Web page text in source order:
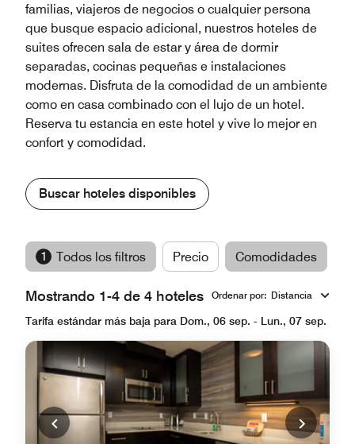
familias, viajeros de negocios o cualquier persona
que busque espacio adicional, nuestros hoteles de
suites ofrecen sala de estar y área de dormir
separadas, cocinas pequeñas e instalaciones
modernas. Disfruta de la comodidad de un ambiente
como en casa combinado con el lujo de un hotel.
Reserva tu estancia en este hotel y vive lo mejor en
confort y comodidad.
Buscar hoteles disponibles
1 Todos los filtros Precio Comodidades
Mostrando 1-4 de 4 hoteles Ordenar por: Distancia
Tarifa estándar más baja para Dom., 06 sep. - Lun., 07 sep.